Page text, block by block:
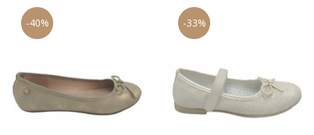
25,00€.
59,00€.
-40% -33%